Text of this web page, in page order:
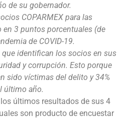
de su gobernador.
COPARMEX para las
en 3 puntos porcentuales (de
de COVID-19.
identifican los socios en sus
y corrupción. Esto porque
sido víctimas del delito y 34%
último año.
los últimos resultados de sus 4
son producto de encuestar